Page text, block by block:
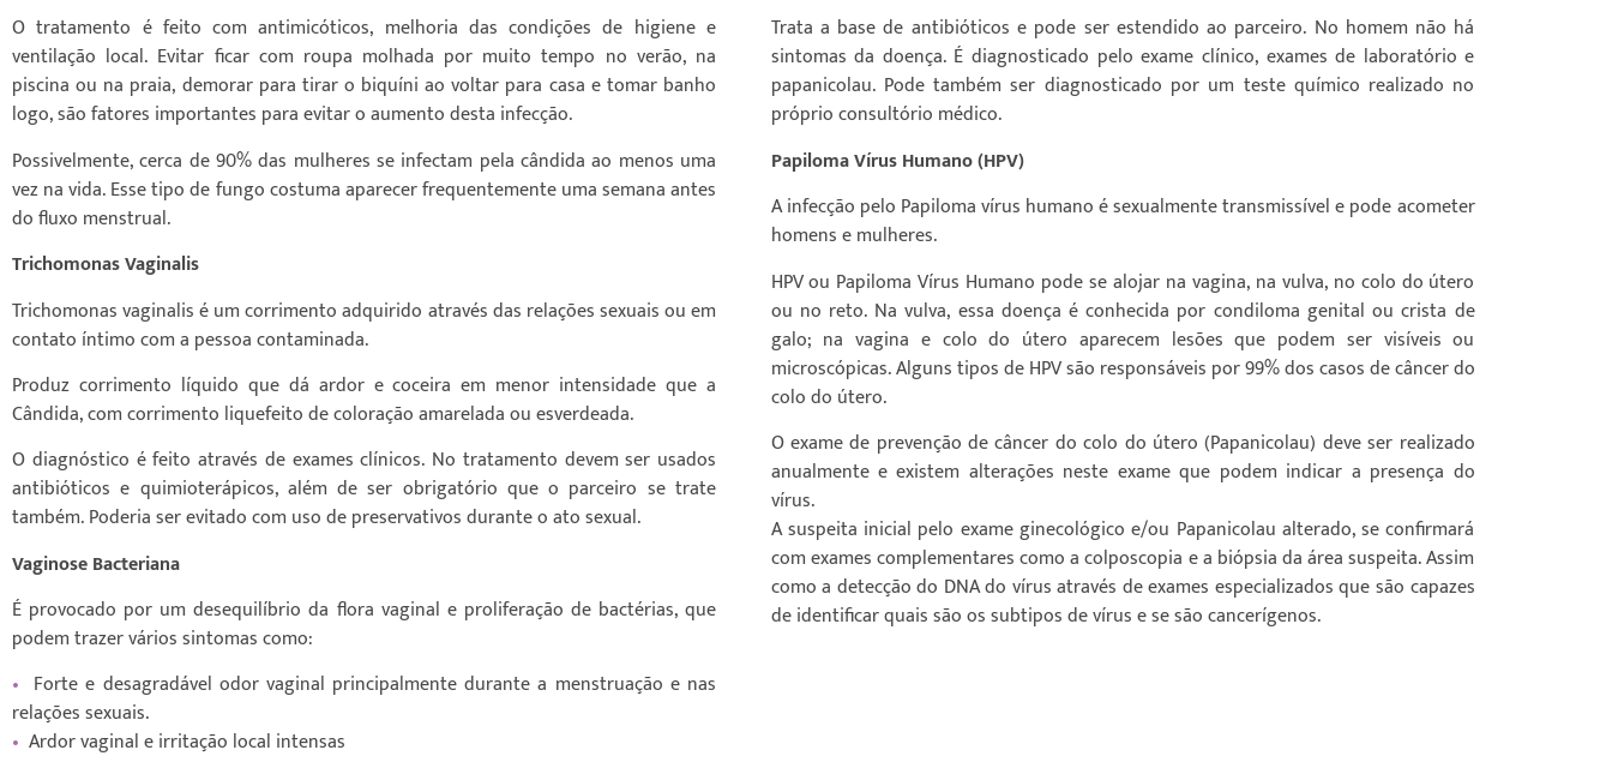
O tratamento é feito com antimicóticos, melhoria das condições de higiene e
ventilação local. Evitar ficar com roupa molhada por muito tempo no verão, na
piscina ou na praia, demorar para tirar o biquíni ao voltar para casa e tomar banho
logo, são fatores importantes para evitar o aumento desta infecção.
Possivelmente, cerca de 90% das mulheres se infectam pela cândida ao menos uma
vez na vida. Esse tipo de fungo costuma aparecer frequentemente uma semana antes
do fluxo menstrual.
Trichomonas Vaginalis
Trichomonas vaginalis é um corrimento adquirido através das relações sexuais ou em
contato íntimo com a pessoa contaminada.
Produz corrimento líquido que dá ardor e coceira em menor intensidade que a
Cândida, com corrimento liquefeito de coloração amarelada ou esverdeada.
O diagnóstico é feito através de exames clínicos. No tratamento devem ser usados
antibióticos e quimioterápicos, além de ser obrigatório que o parceiro se trate
também. Poderia ser evitado com uso de preservativos durante o ato sexual.
Vaginose Bacteriana
É provocado por um desequilíbrio da flora vaginal e proliferação de bactérias, que
podem trazer vários sintomas como:
• Forte e desagradável odor vaginal principalmente durante a menstruação e nas
relações sexuais.
• Ardor vaginal e irritação local intensas
Trata a base de antibióticos e pode ser estendido ao parceiro. No homem não há
sintomas da doença. É diagnosticado pelo exame clínico, exames de laboratório e
papanicolau. Pode também ser diagnosticado por um teste químico realizado no
próprio consultório médico.
Papiloma Vírus Humano (HPV)
A infecção pelo Papiloma vírus humano é sexualmente transmissível e pode acometer
homens e mulheres.
HPV ou Papiloma Vírus Humano pode se alojar na vagina, na vulva, no colo do útero
ou no reto. Na vulva, essa doença é conhecida por condiloma genital ou crista de
galo; na vagina e colo do útero aparecem lesões que podem ser visíveis ou
microscópicas. Alguns tipos de HPV são responsáveis por 99% dos casos de câncer do
colo do útero.
O exame de prevenção de câncer do colo do útero (Papanicolau) deve ser realizado
anualmente e existem alterações neste exame que podem indicar a presença do
vírus.
A suspeita inicial pelo exame ginecológico e/ou Papanicolau alterado, se confirmará
com exames complementares como a colposcopia e a biópsia da área suspeita. Assim
como a detecção do DNA do vírus através de exames especializados que são capazes
de identificar quais são os subtipos de vírus e se são cancerígenos.